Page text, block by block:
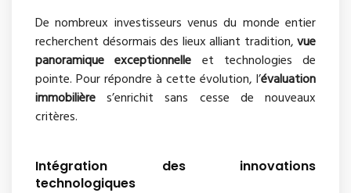
De nombreux investisseurs venus du monde entier
recherchent désormais des lieux alliant tradition,vue
panoramique exceptionnelle et technologies de
pointe. Pour répondre à cette évolution, l’évaluation
immobilière s’enrichit sans cesse de nouveaux
critères.
Intégration des innovations
technologiques